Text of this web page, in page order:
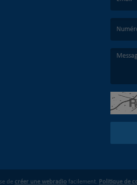
de créer une webradio facilement. Politique de